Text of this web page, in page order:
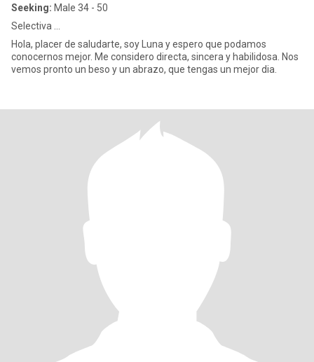
Seeking: Male 34 - 50
Selectiva ...
Hola, placer de saludarte, soy Luna y espero que podamos
conocernos mejor. Me considero directa, sincera y habilidosa. Nos
vemos pronto un beso y un abrazo, que tengas un mejor dia.